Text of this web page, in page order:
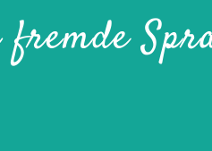
fremde